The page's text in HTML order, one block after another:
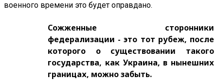
военного времени это будет оправдано.
Сожженные сторонники
федерализации - это тот рубеж, после
которого о существовании такого
государства, как Украина, в нынешних
границах, можно забыть.